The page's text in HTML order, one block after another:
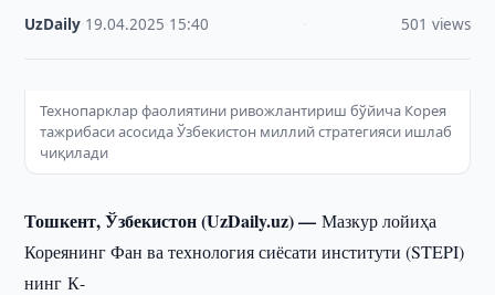
UzDaily 19.04.2025 15:40 501 views
Технопарклар фаолиятини ривожлантириш бўйича Корея
тажрибаси асосида Ўзбекистон миллий стратегияси ишлаб
чиқилади
Тошкент, Ўзбекистон (UzDaily.uz) —Мазкур лойиҳа
Кореянинг Фан ва технология сиёсати институти (STEPI)
нинг К-